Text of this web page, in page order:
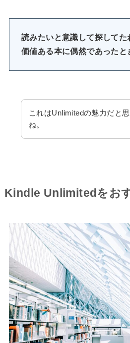
読みたいと意識して探してた
価値ある本に偶然であったと
これはUnlimitedの魅力だと
ね。
Kindle Unlimitedをお